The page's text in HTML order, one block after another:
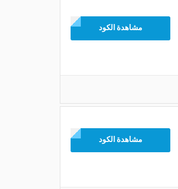
مشاهدة الكود
مشاهدة الكود